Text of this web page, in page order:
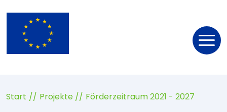
Start Projekte Förderzeitraum 2021 - 2027